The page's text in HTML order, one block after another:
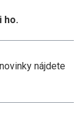
ho.
nájdete